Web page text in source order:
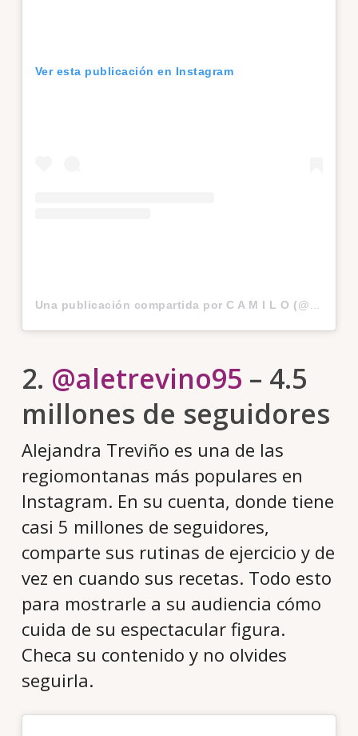
Ver esta publicación en Instagram
2. @aletrevino95 – 4.5
millones de seguidores
Alejandra Treviño es una de las
regiomontanas más populares en
Instagram. En su cuenta, donde tiene
casi 5 millones de seguidores,
comparte sus rutinas de ejercicio y de
vez en cuando sus recetas. Todo esto
para mostrarle a su audiencia cómo
cuida de su espectacular figura.
Checa su contenido y no olvides
seguirla.